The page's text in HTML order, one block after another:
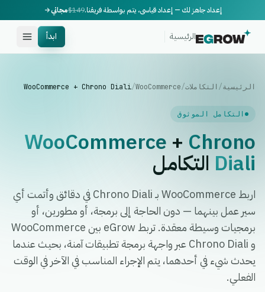
إعداد جاهز لك — إعداد قياسي، يتم بواسطة فريقنا.$149مجاني
الرئيسية ابدأ
الرئيسية/ التكاملات/
WooCommerce
/
WooCommerce + Chrono Diali
التكامل الموثوق
WooCommerce + Chrono
Diali التكامل
اربط WooCommerce بـ Chrono Diali في دقائق وأتمت أي
سير عمل بينهما — دون الحاجة إلى برمجة، أو مطورين، أو
برمجيات وسيطة معقدة. تربط eGrow بين WooCommerce
و Chrono Diali عبر واجهة برمجة تطبيقات آمنة، بحيث عندما
يحدث شيء في أحدهما، يتم الإجراء المناسب في الآخر في الوقت
الفعلي.